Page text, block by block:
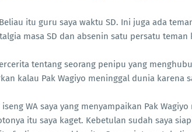
itu guru saya waktu SD. Ini juga ada
masa SD dan absenin satu persatu teman
tentang seorang penipu yang
kalau Pak Wagiyo meninggal dunia karena
WA saya yang menyampaikan Pak
itu saya kaget. Kebetulan sudah saya